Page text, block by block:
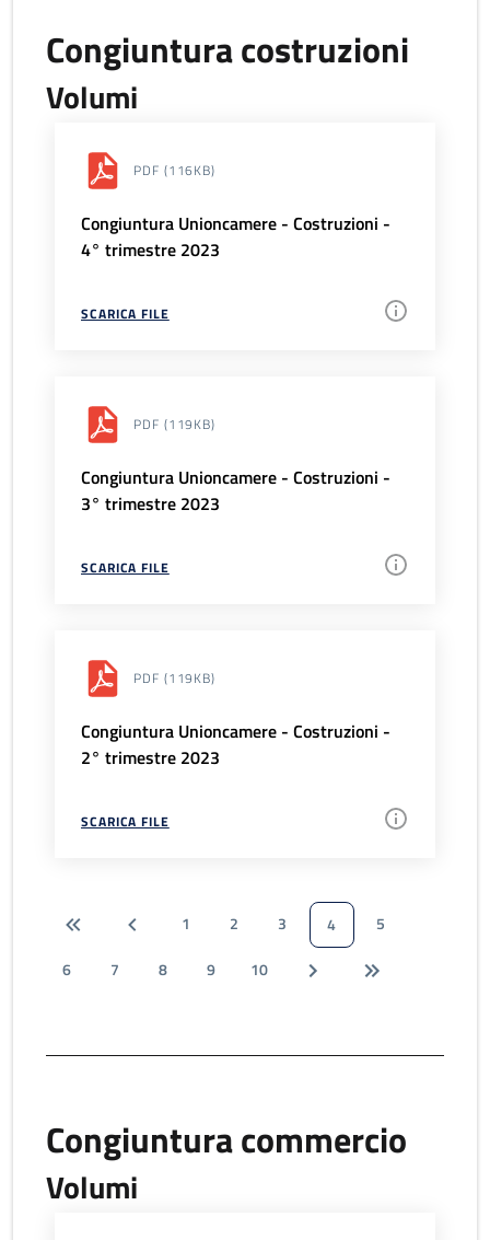
Congiuntura costruzioni
Volumi
PDF (116KB)
Congiuntura Unioncamere - Costruzioni -
4° trimestre 2023
SCARICA FILE
PDF (119KB)
Congiuntura Unioncamere - Costruzioni -
3° trimestre 2023
SCARICA FILE
PDF (119KB)
Congiuntura Unioncamere - Costruzioni -
2° trimestre 2023
SCARICA FILE
1 2 3 4
5
6
7 8 9 10
Congiuntura commercio
Volumi